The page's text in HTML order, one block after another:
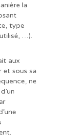
la
type
…).
aux
et sous sa
ne